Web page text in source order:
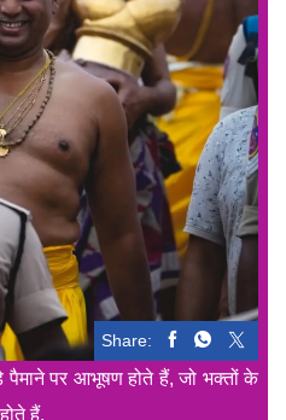
Share:
पर आभूषण होते हैं, जो भक्तों के
हैं.